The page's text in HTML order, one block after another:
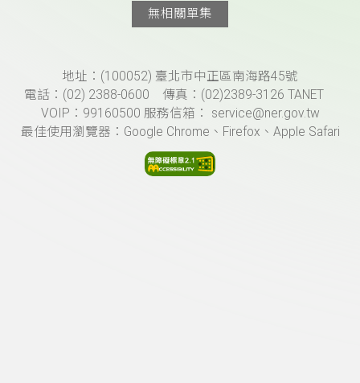
無相關單集
頁尾資訊地址：(100052) 臺北市中正區南海路45號
電話：(02) 2388-0600 傳真：(02)2389-3126 TANET
VOIP：99160500 服務信箱： service@ner.gov.tw
最佳使用瀏覽器：Google Chrome、Firefox、Apple Safari